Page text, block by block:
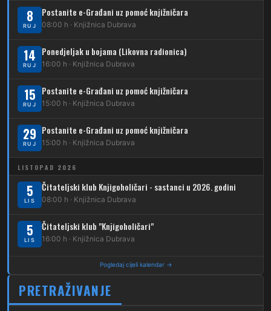
212
223 Dubec – Trnovčica – Dubrava
224 Dubec – Novoselec
261 Dubec – Sesvete – Goranec
262 Dubec – Sesvete – Planina Donja
263 Dubec – Sesvete–Kašina – Pl.Gornja
264 Dubec – Sesvete – Jesenovec
267
270 Dubec – Sesvete – Blaguša
272 Dubec – Sesvete – Moravče
8
RUJ
Postanite e-Građani uz pomoć knjižničara
08:00 h · Knjižnica Dubrava
14
RUJ
Ponedjeljak u bojama (Likovna radionica)
16:00 h · Knjižnica Dubrava
15
RUJ
Postanite e-Građani uz pomoć knjižničara
15:00 h · Knjižnica Dubrava
29
RUJ
Postanite e-Građani uz pomoć knjižničara
15:00 h · Knjižnica Dubrava
LISTOPAD 2026
5
LIS
Čitateljski klub Knjigoholičari - sastanci u 2026. godini
08:00 h · Knjižnica Dubrava
5
LIS
Čitateljski klub "Knjigoholičari"
16:00 h · Knjižnica Dubrava
Pogledaj cijeli kalendar →
PRETRAŽIVANJE